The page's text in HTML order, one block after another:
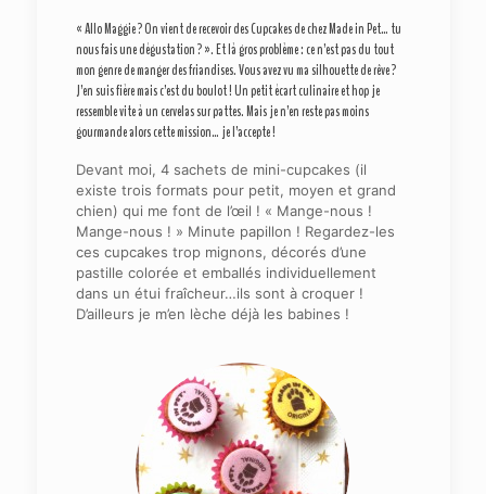
« Allo Maggie ? On vient de recevoir des Cupcakes de chez Made in Pet… tu
nous fais une dégustation ? ». Et là gros problème : ce n’est pas du tout
mon genre de manger des friandises. Vous avez vu ma silhouette de rêve ?
J’en suis fière mais c’est du boulot ! Un petit écart culinaire et hop je
ressemble vite à un cervelas sur pattes. Mais je n’en reste pas moins
gourmande alors cette mission… je l’accepte !
Devant moi, 4 sachets de mini-cupcakes (il
existe trois formats pour petit, moyen et grand
chien) qui me font de l’œil ! « Mange-nous !
Mange-nous ! » Minute papillon ! Regardez-les
ces cupcakes trop mignons, décorés d’une
pastille colorée et emballés individuellement
dans un étui fraîcheur…ils sont à croquer !
D’ailleurs je m’en lèche déjà les babines !